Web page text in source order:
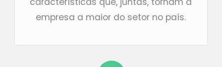
empresa a maior do setor no país.